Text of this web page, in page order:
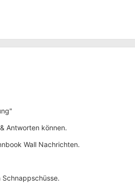
Antworten können.
Wall Nachrichten.
Schnappschüsse.